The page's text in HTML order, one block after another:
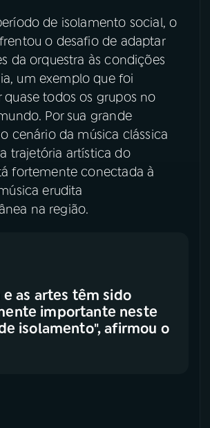
de isolamento social, o
o desafio de adaptar
da orquestra às condições
um exemplo que foi
quase todos os grupos no
Por sua grande
cenário da música clássica
trajetória artística do
fortemente conectada à
erudita
na região.
e as artes têm sido
importante neste
isolamento", afirmou o